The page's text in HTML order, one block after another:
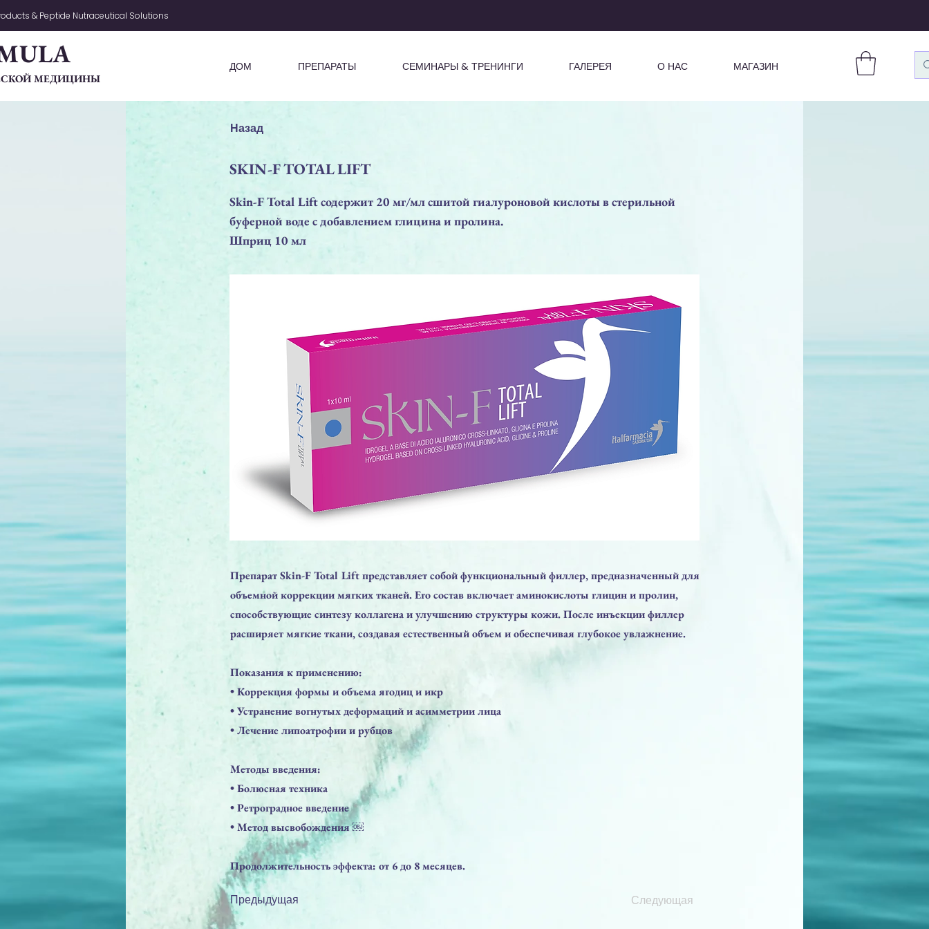
& Peptide Nutraceutical Solutions
МЕДИЦИНЫ
ДОМ ПРЕПАРАТЫ СЕМИНАРЫ & ТРЕНИНГИ ГАЛЕРЕЯ О НАС МАГАЗИН
Назад
SKIN-F TOTAL LIFT
Skin-F Total Lift содержит 20 мг/мл сшитой гиалуроновой кислоты в стерильной
буферной воде с добавлением глицина и пролина.
Шприц 10 мл
Препарат Skin-F Total Lift представляет собой функциональный филлер, предназначенный для
объемной коррекции мягких тканей. Его состав включает аминокислоты глицин и пролин,
способствующие синтезу коллагена и улучшению структуры кожи. После инъекции филлер
расширяет мягкие ткани, создавая естественный объем и обеспечивая глубокое увлажнение.
Показания к применению:
• Коррекция формы и объема ягодиц и икр
• Устранение вогнутых деформаций и асимметрии лица
• Лечение липоатрофии и рубцов
Методы введения:
• Болюсная техника
• Ретроградное введение
• Метод высвобождения ￼
Продолжительность эффекта: от 6 до 8 месяцев.
Предыдущая Следующая